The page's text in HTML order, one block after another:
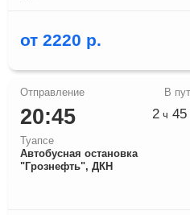
от 2220 р.
20:45
Туапсе
Автобусная остановка
"Грознефть", ДКН
2 ч 45